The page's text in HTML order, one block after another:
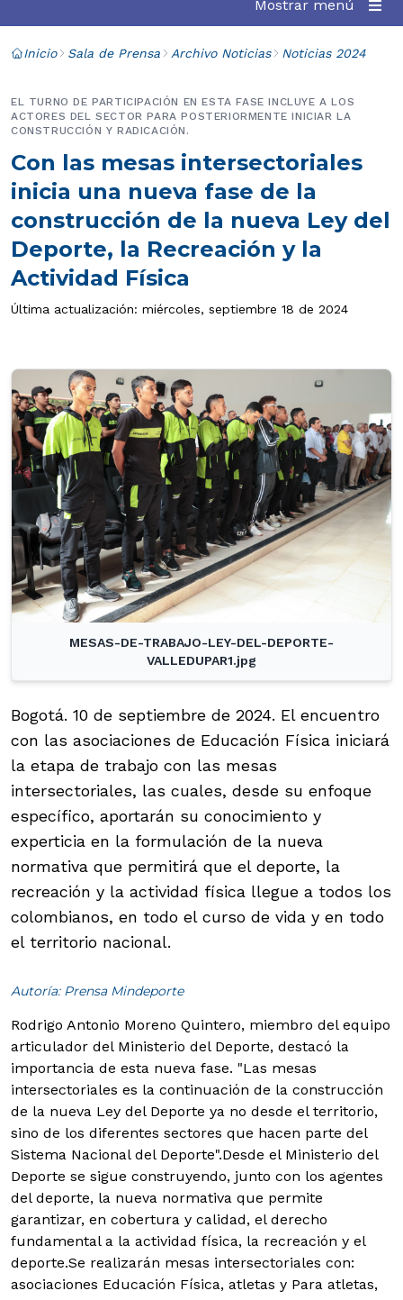
Mostrar menú
Inicio Sala de Prensa Archivo Noticias Noticias 2024
Con las mesas intersectoriales
inicia una nueva fase de la
construcción de la nueva Ley del
Deporte, la Recreación y la
Actividad Física
EL TURNO DE PARTICIPACIÓN EN ESTA FASE INCLUYE A LOS
ACTORES DEL SECTOR PARA POSTERIORMENTE INICIAR LA
CONSTRUCCIÓN Y RADICACIÓN.
Última actualización: miércoles, septiembre 18 de 2024
MESAS-DE-TRABAJO-LEY-DEL-DEPORTE-
VALLEDUPAR1.jpg
Bogotá. 10 de septiembre de 2024. El encuentro
con las asociaciones de Educación Física iniciará
la etapa de trabajo con las mesas
intersectoriales, las cuales, desde su enfoque
específico, aportarán su conocimiento y
experticia en la formulación de la nueva
normativa que permitirá que el deporte, la
recreación y la actividad física llegue a todos los
colombianos, en todo el curso de vida y en todo
el territorio nacional.
Autoría: Prensa Mindeporte
Rodrigo Antonio Moreno Quintero, miembro del equipo
articulador del Ministerio del Deporte, destacó la
importancia de esta nueva fase. "Las mesas
intersectoriales es la continuación de la construcción
de la nueva Ley del Deporte ya no desde el territorio,
sino de los diferentes sectores que hacen parte del
Sistema Nacional del Deporte".Desde el Ministerio del
Deporte se sigue construyendo, junto con los agentes
del deporte, la nueva normativa que permite
garantizar, en cobertura y calidad, el derecho
fundamental a la actividad física, la recreación y el
deporte.Se realizarán mesas intersectoriales con:
asociaciones Educación Física, atletas y Para atletas,